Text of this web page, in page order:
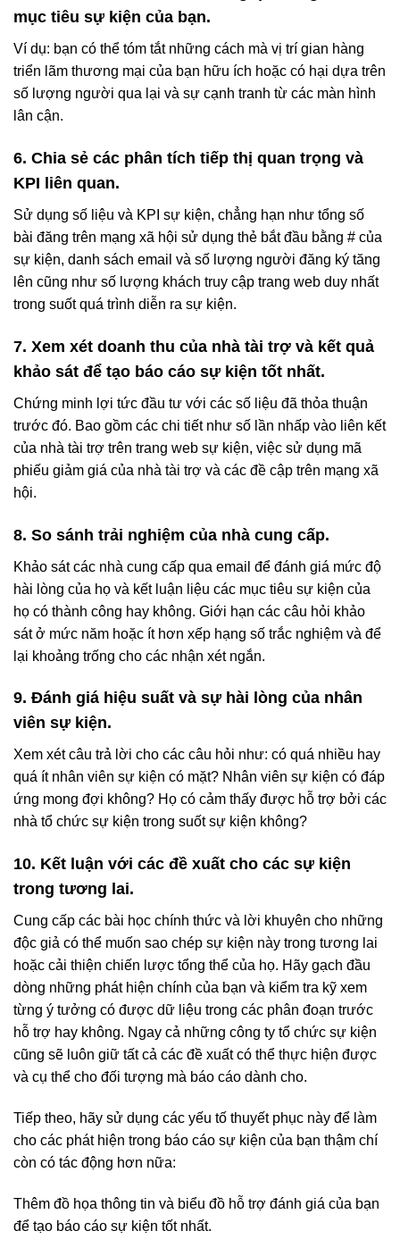
mục tiêu sự kiện của bạn.
Ví dụ: bạn có thể tóm tắt những cách mà vị trí gian hàng
triển lãm thương mại của bạn hữu ích hoặc có hại dựa trên
số lượng người qua lại và sự cạnh tranh từ các màn hình
lân cận.
6. Chia sẻ các phân tích tiếp thị quan trọng và
KPI liên quan.
Sử dụng số liệu và KPI sự kiện, chẳng hạn như tổng số
bài đăng trên mạng xã hội sử dụng thẻ bắt đầu bằng # của
sự kiện, danh sách email và số lượng người đăng ký tăng
lên cũng như số lượng khách truy cập trang web duy nhất
trong suốt quá trình diễn ra sự kiện.
7. Xem xét doanh thu của nhà tài trợ và kết quả
khảo sát để tạo báo cáo sự kiện tốt nhất.
Chứng minh lợi tức đầu tư với các số liệu đã thỏa thuận
trước đó. Bao gồm các chi tiết như số lần nhấp vào liên kết
của nhà tài trợ trên trang web sự kiện, việc sử dụng mã
phiếu giảm giá của nhà tài trợ và các đề cập trên mạng xã
hội.
8. So sánh trải nghiệm của nhà cung cấp.
Khảo sát các nhà cung cấp qua email để đánh giá mức độ
hài lòng của họ và kết luận liệu các mục tiêu sự kiện của
họ có thành công hay không. Giới hạn các câu hỏi khảo
sát ở mức năm hoặc ít hơn xếp hạng số trắc nghiệm và để
lại khoảng trống cho các nhận xét ngắn.
9. Đánh giá hiệu suất và sự hài lòng của nhân
viên sự kiện.
Xem xét câu trả lời cho các câu hỏi như: có quá nhiều hay
quá ít nhân viên sự kiện có mặt? Nhân viên sự kiện có đáp
ứng mong đợi không? Họ có cảm thấy được hỗ trợ bởi các
nhà tổ chức sự kiện trong suốt sự kiện không?
10. Kết luận với các đề xuất cho các sự kiện
trong tương lai.
Cung cấp các bài học chính thức và lời khuyên cho những
độc giả có thể muốn sao chép sự kiện này trong tương lai
hoặc cải thiện chiến lược tổng thể của họ. Hãy gạch đầu
dòng những phát hiện chính của bạn và kiểm tra kỹ xem
từng ý tưởng có được dữ liệu trong các phân đoạn trước
hỗ trợ hay không. Ngay cả những công ty tổ chức sự kiện
cũng sẽ luôn giữ tất cả các đề xuất có thể thực hiện được
và cụ thể cho đối tượng mà báo cáo dành cho.
Tiếp theo, hãy sử dụng các yếu tố thuyết phục này để làm
cho các phát hiện trong báo cáo sự kiện của bạn thậm chí
còn có tác động hơn nữa:
Thêm đồ họa thông tin và biểu đồ hỗ trợ đánh giá của bạn
để tạo báo cáo sự kiện tốt nhất.